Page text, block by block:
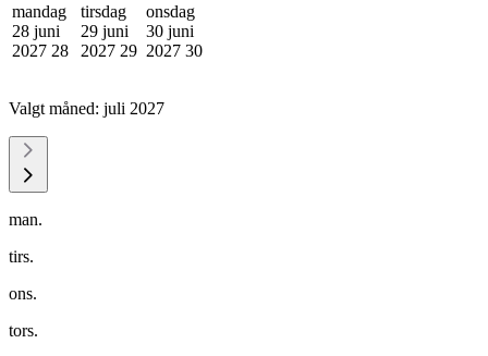
mandag
28 juni
2027 28
tirsdag
29 juni
2027 29
onsdag
30 juni
2027 30
Valgt måned: juli 2027
man.
tirs.
ons.
tors.